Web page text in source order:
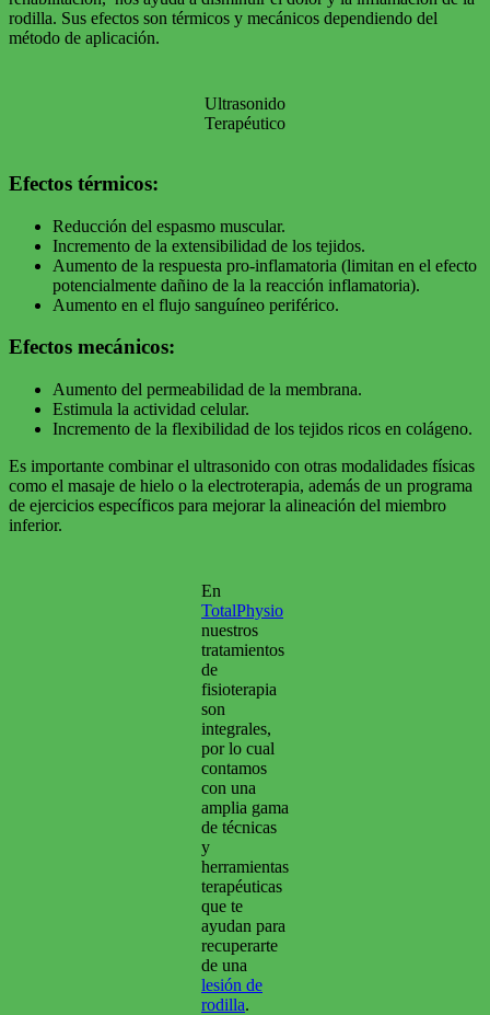
rodilla. Sus efectos son térmicos y mecánicos dependiendo del
método de aplicación.
Ultrasonido
Terapéutico
Efectos térmicos:
Reducción del espasmo muscular.
Incremento de la extensibilidad de los tejidos.
Aumento de la respuesta pro-inflamatoria (limitan en el efecto
potencialmente dañino de la la reacción inflamatoria).
Aumento en el flujo sanguíneo periférico.
Efectos mecánicos:
Aumento del permeabilidad de la membrana.
Estimula la actividad celular.
Incremento de la flexibilidad de los tejidos ricos en colágeno.
Es importante combinar el ultrasonido con otras modalidades físicas
como el masaje de hielo o la electroterapia, además de un programa
de ejercicios específicos para mejorar la alineación del miembro
inferior.
En
TotalPhysio
nuestros
tratamientos
de
fisioterapia
son
integrales,
por lo cual
contamos
con una
amplia gama
de técnicas
y
herramientas
terapéuticas
que te
ayudan para
recuperarte
de una
lesión de
rodilla.